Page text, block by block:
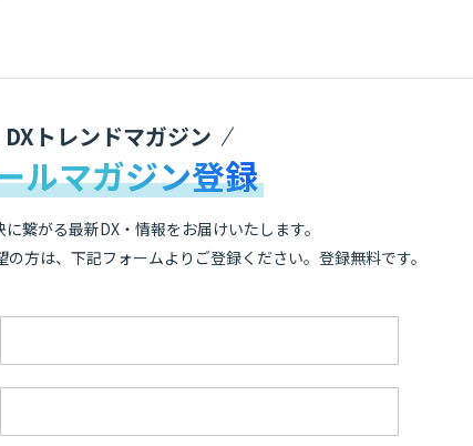
DXトレンドマガジン
ルマガジン登録
繋がる最新DX・情報をお届けいたします。
方は、下記フォームよりご登録ください。登録無料です。